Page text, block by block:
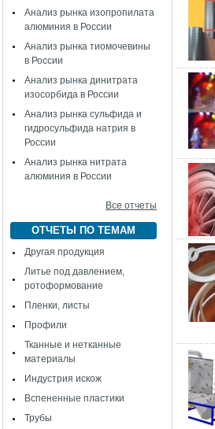
Анализ рынка изопропилата
алюминия в России
Анализ рынка тиомочевины
в России
Анализ рынка динитрата
изосорбида в России
Анализ рынка сульфида и
гидросульфида натрия в
России
Анализ рынка нитрата
алюминия в России
Все отчеты
ОТЧЕТЫ ПО ТЕМАМ
Другая продукция
Литье под давлением,
ротоформование
Пленки, листы
Профили
Тканные и нетканные
материалы
Индустрия искож
Вспененные пластики
Трубы